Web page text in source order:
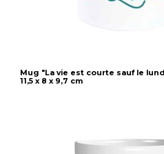
Mug "La vie est courte sauf le
11,5 x 8 x 9,7 cm